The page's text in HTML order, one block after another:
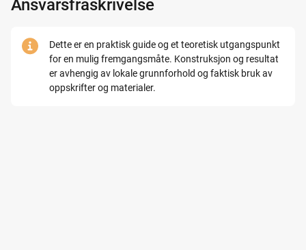
Ansvarsfraskrivelse
Dette er en praktisk guide og et teoretisk utgangspunkt
for en mulig fremgangsmåte. Konstruksjon og resultat
er avhengig av lokale grunnforhold og faktisk bruk av
oppskrifter og materialer.